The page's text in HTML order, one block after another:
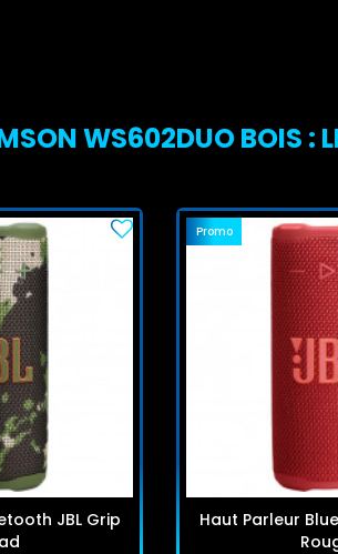
WS602DUO BOIS :
JBL Grip
Promo
Haut Parleur